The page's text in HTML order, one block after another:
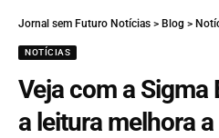
Jornal sem Futuro Notícias > Blog >
NOTÍCIAS
Veja com a
a leitura melhora